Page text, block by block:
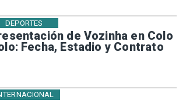
de Vozinha en Colo
Fecha, Estadio y Contrato
DEPORTES